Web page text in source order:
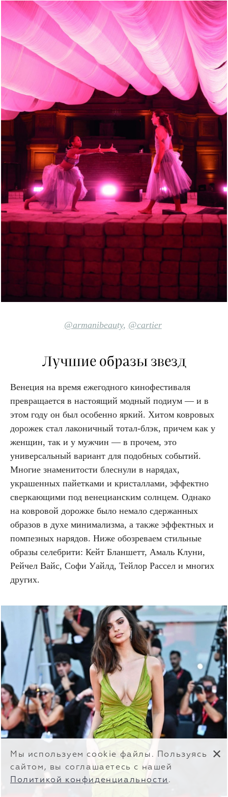
@armanibeauty, @cartier
Лучшие образы звезд
Венеция на время ежегодного кинофестиваля
превращается в настоящий модный подиум — и в
этом году он был особенно яркий. Хитом ковровых
дорожек стал лаконичный тотал-блэк, причем как у
женщин, так и у мужчин — в прочем, это
универсальный вариант для подобных событий.
Многие знаменитости блеснули в нарядах,
украшенных пайетками и кристаллами, эффектно
сверкающими под венецианским солнцем. Однако
на ковровой дорожке было немало сдержанных
образов в духе минимализма, а также эффектных и
помпезных нарядов. Ниже обозреваем стильные
образы селебрити: Кейт Бланшетт, Амаль Клуни,
Рейчел Вайс, Софи Уайлд, Тейлор Рассел и многих
других.
Мы используем cookie файлы. Пользуясь
сайтом, вы соглашаетесь с нашей
Политикой конфиденциальности .
✕